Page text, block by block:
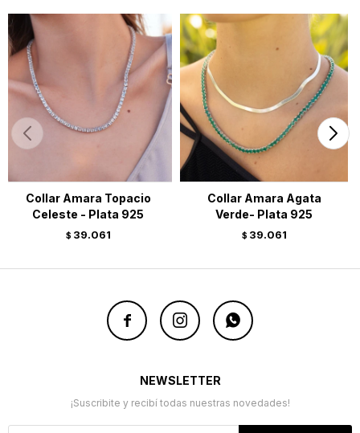
Collar Amara Topacio
Celeste - Plata 925
$ 39.061
Collar Amara Agata
Verde- Plata 925
$ 39.061
  
NEWSLETTER
¡Suscribite y recibí todas nuestras novedades!